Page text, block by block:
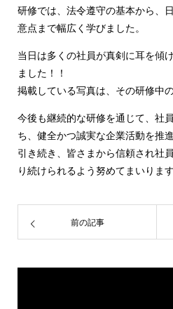
研修では、法令遵守の基本から、
意点まで幅広く学びました。
当日は多くの社員が真剣に耳を傾
ました！！
掲載している写真は、その研修中
今後も継続的な研修を通じて、社
ち、健全かつ誠実な企業活動を推
引き続き、皆さまから信頼され社
り続けられるよう努めてまいりま
前の記事